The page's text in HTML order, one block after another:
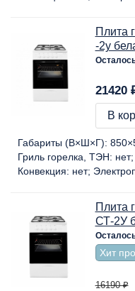
Плита
-2у
21420
В
Габариты (В×Ш×Г):
Гриль горелка, ТЭН: нет
Конвекция: нет
Плита
СТ-2У
Хит
16190 ₽